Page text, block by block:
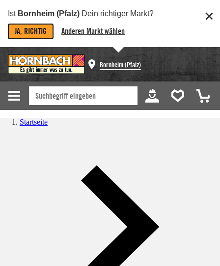
Ist Bornheim (Pfalz) Dein richtiger Markt?
JA, RICHTIG Anderen Markt wählen
Bornheim (Pfalz)
Startseite